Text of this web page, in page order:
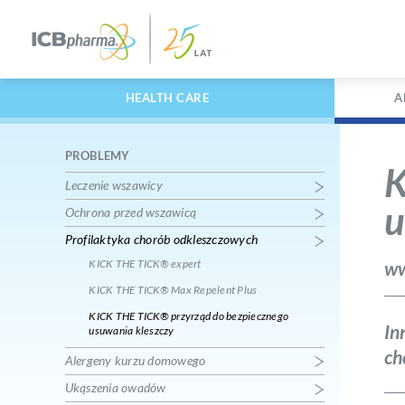
Health Care
Pipi NITOLIC®
Leczenie wszawicy
Pipi NITOLIC® Szampon
Ochrona przed wszawicą
NITOLIC® prevent – gumki
chroniące przed wszawicą
Ochrona przed wszawicą
ALLERGOFF® Spray
Alergeny kurzu domowego
Kleszcze
HEALTH CARE
PROBLEMY
Leczenie wszawicy
Ochrona przed wszawicą
Profilaktyka chorób odkleszczowych
KICK THE TICK® expert
KICK THE TICK® Max Repelent Plus
KICK THE TICK® przyrząd do bezpiecznego
usuwania kleszczy
Alergeny kurzu domowego
Ukąszenia owadów